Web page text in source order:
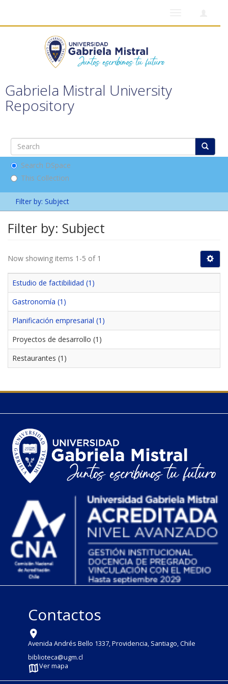
Gabriela Mistral University
Repository
Search DSpace
This Collection
Filter by: Subject
Filter by: Subject
Now showing items 1-5 of 1
Estudio de factibilidad (1)
Gastronomía (1)
Planificación empresarial (1)
Proyectos de desarrollo (1)
Restaurantes (1)
Contactos
Avenida Andrés Bello 1337, Providencia, Santiago, Chile
biblioteca@ugm.cl
Ver mapa